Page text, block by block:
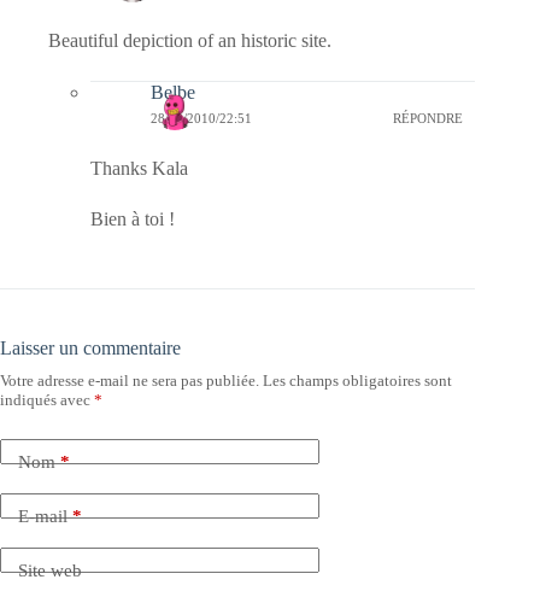
Beautiful depiction of an historic site.
Belbe
28/12/2010/22:51 RÉPONDRE
Thanks Kala
Bien à toi !
Laisser un commentaire
Votre adresse e-mail ne sera pas publiée. Les champs obligatoires sont
indiqués avec *
Nom*
E-mail*
Site web